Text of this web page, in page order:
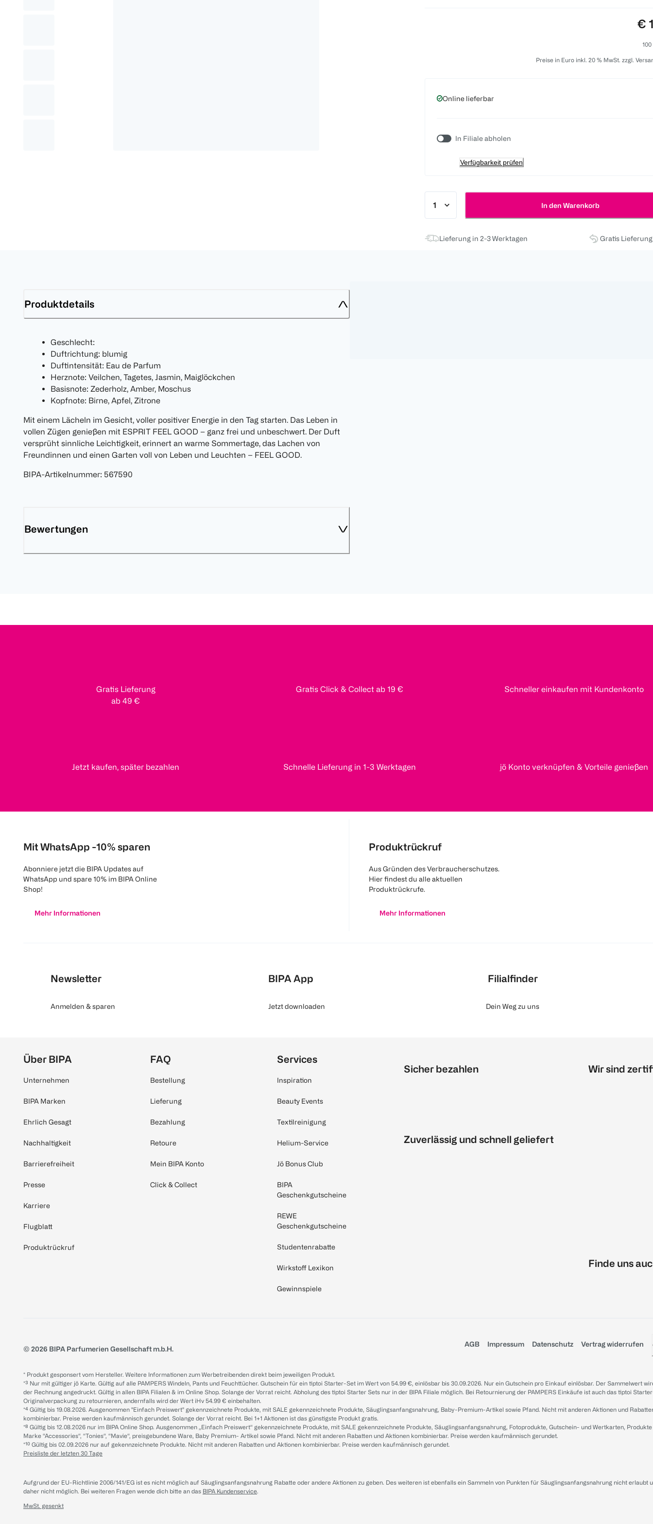
€
Preise in Euro inkl. 20 % MwSt. zzgl.
Online lieferbar
In Filiale abholen
Verfügbarkeit prüfen
In den Warenkorb
Lieferung in 2-3 Werktagen Gratis
Produktdetails
Geschlecht:
Duftrichtung: blumig
Duftintensität: Eau de Parfum
Herznote: Veilchen, Tagetes, Jasmin, Maiglöckchen
Basisnote: Zederholz, Amber, Moschus
Kopfnote: Birne, Apfel, Zitrone
Mit einem Lächeln im Gesicht, voller positiver Energie in den Tag starten. Das Leben in
vollen Zügen genießen mit ESPRIT FEEL GOOD – ganz frei und unbeschwert. Der Duft
versprüht sinnliche Leichtigkeit, erinnert an warme Sommertage, das Lachen von
Freundinnen und einen Garten voll von Leben und Leuchten – FEEL GOOD.
BIPA-Artikelnummer: 567590
Bewertungen
Gratis Lieferung
ab 49 €
Gratis Click & Collect ab 19 € Schneller einkaufen mit Kundenkonto
Jetzt kaufen, später bezahlen Schnelle Lieferung in 1-3 Werktagen jö Konto verknüpfen & Vorteile genießen
Mit WhatsApp -10% sparen
Abonniere jetzt die BIPA Updates auf
WhatsApp und spare 10% im BIPA Online
Shop!
Mehr Informationen
Produktrückruf
Aus Gründen des Verbraucherschutzes.
Hier findest du alle aktuellen
Produktrückrufe.
Mehr Informationen
Newsletter
Anmelden & sparen
BIPA App
Jetzt downloaden
Filialfinder
Dein Weg zu uns
Über BIPA
Unternehmen
BIPA Marken
Ehrlich Gesagt
Nachhaltigkeit
Barrierefreiheit
Presse
Karriere
Flugblatt
Produktrückruf
FAQ
Bestellung
Lieferung
Bezahlung
Retoure
Mein BIPA Konto
Click & Collect
Services
Inspiration
Beauty Events
Textilreinigung
Helium-Service
Jö Bonus Club
BIPA
Geschenkgutscheine
REWE
Geschenkgutscheine
Studentenrabatte
Wirkstoff Lexikon
Gewinnspiele
Sicher bezahlen
Zuverlässig und schnell geliefert
Wir sind
Finde uns
© 2026 BIPA Parfumerien Gesellschaft m.b.H.
AGB Impressum Datenschutz Vertrag widerrufen
* Produkt gesponsert vom Hersteller. Weitere Informationen zum Werbetreibenden direkt beim jeweiligen Produkt.
*³ Nur mit gültiger jö Karte. Gültig auf alle PAMPERS Windeln, Pants und Feuchttücher. Gutschein für ein tiptoi Starter-Set im Wert von 54.99 €, einlösbar bis 30.09.2026. Nur ein Gutschein pro Einkauf einlösbar. Der Sammelwert
der Rechnung angedruckt. Gültig in allen BIPA Filialen & im Online Shop. Solange der Vorrat reicht. Abholung des tiptoi Starter Sets nur in der BIPA Filiale möglich. Bei Retournierung der PAMPERS Einkäufe ist auch das tiptoi
Originalverpackung zu retournieren, andernfalls wird der Wert iHv 54.99 € einbehalten.
*⁴ Gültig bis 19.08.2026. Ausgenommen "Einfach Preiswert" gekennzeichnete Produkte, mit SALE gekennzeichnete Produkte, Säuglingsanfangsnahrung, Baby-Premium-Artikel sowie Pfand. Nicht mit anderen Aktionen und
kombinierbar. Preise werden kaufmännisch gerundet. Solange der Vorrat reicht. Bei 1+1 Aktionen ist das günstigste Produkt gratis.
*⁸ Gültig bis 12.08.2026 nur im BIPA Online Shop. Ausgenommen „Einfach Preiswert“ gekennzeichnete Produkte, mit SALE gekennzeichnete Produkte, Säuglingsanfangsnahrung, Fotoprodukte, Gutschein- und Wertkarten,
Marke “Accessories“, “Tonies“, “Mavie“, preisgebundene Ware, Baby Premium- Artikel sowie Pfand. Nicht mit anderen Rabatten und Aktionen kombinierbar. Preise werden kaufmännisch gerundet.
*¹⁰ Gültig bis 02.09.2026 nur auf gekennzeichnete Produkte. Nicht mit anderen Rabatten und Aktionen kombinierbar. Preise werden kaufmännisch gerundet.
Preisliste der letzten 30 Tage
Aufgrund der EU-Richtlinie 2006/141/EG ist es nicht möglich auf Säuglingsanfangsnahrung Rabatte oder andere Aktionen zu geben. Des weiteren ist ebenfalls ein Sammeln von Punkten für Säuglingsanfangsnahrung nicht erlaubt
daher nicht möglich. Bei weiteren Fragen wende dich bitte an das BIPA Kundenservice.
MwSt. gesenkt